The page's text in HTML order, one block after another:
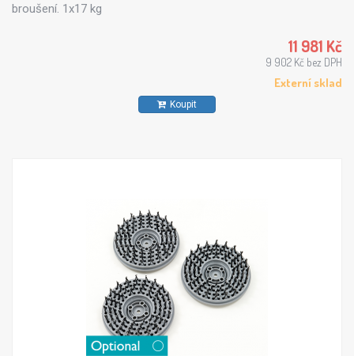
broušení. 1x17 kg
11 981 Kč
9 902 Kč bez DPH
Externí sklad
Koupit